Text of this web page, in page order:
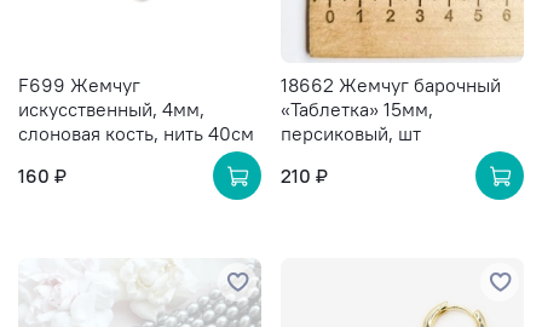
F699 Жемчуг
искусственный, 4мм,
слоновая кость, нить 40см
160 ₽
18662 Жемчуг барочный
«Таблетка» 15мм,
персиковый, шт
210 ₽